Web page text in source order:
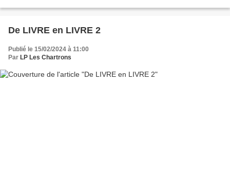
De LIVRE en LIVRE 2
Publié le 15/02/2024 à 11:00
Par LP Les Chartrons